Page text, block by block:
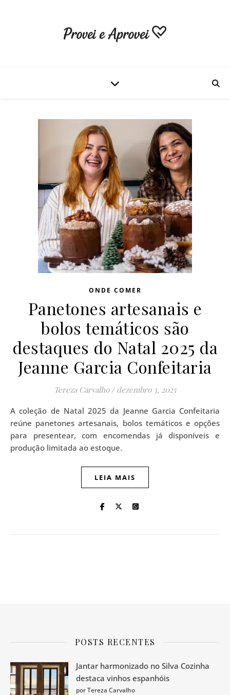
ONDE COMER
Panetones artesanais e
bolos temáticos são
destaques do Natal 2025 da
Jeanne Garcia Confeitaria
Tereza Carvalho / dezembro 3, 2025
A coleção de Natal 2025 da Jeanne Garcia Confeitaria
reúne panetones artesanais, bolos temáticos e opções
para presentear, com encomendas já disponíveis e
produção limitada ao estoque.
LEIA MAIS
POSTS RECENTES
Jantar harmonizado no Silva Cozinha
destaca vinhos espanhóis
por Tereza Carvalho